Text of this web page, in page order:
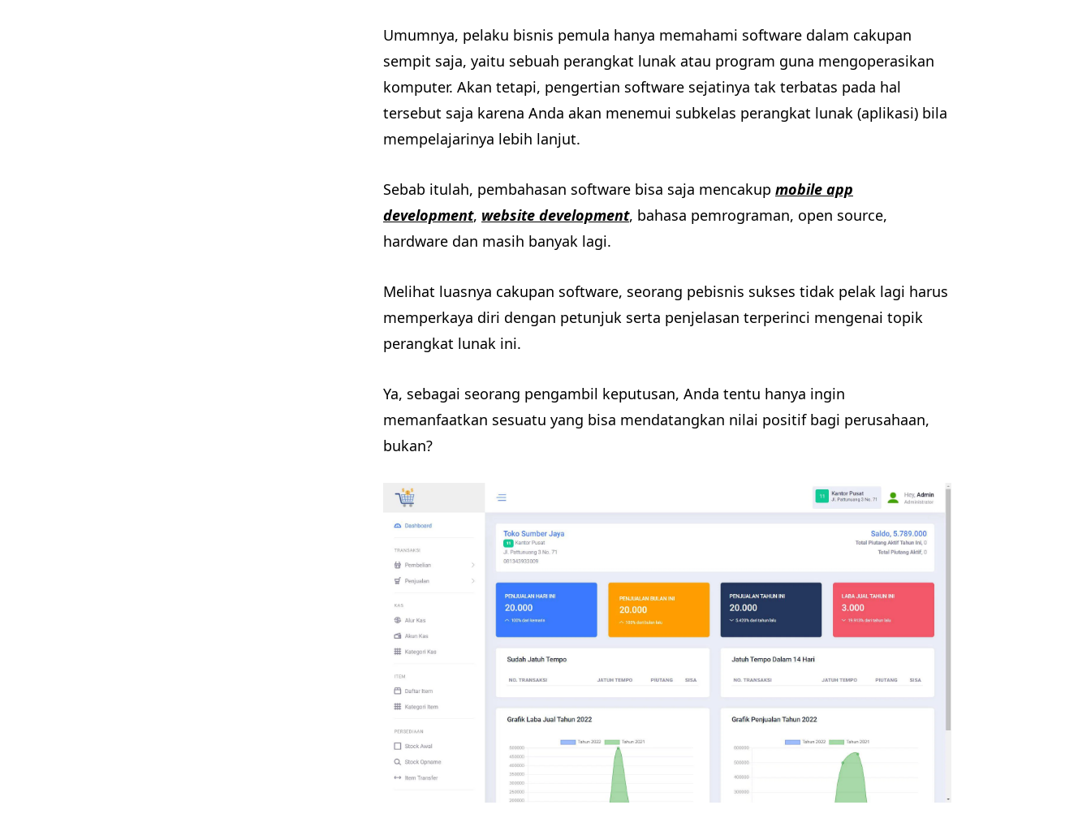
Umumnya, pelaku bisnis pemula hanya memahami software dalam cakupan
sempit saja, yaitu sebuah perangkat lunak atau program guna mengoperasikan
komputer. Akan tetapi, pengertian software sejatinya tak terbatas pada hal
tersebut saja karena Anda akan menemui subkelas perangkat lunak (aplikasi) bila
mempelajarinya lebih lanjut.
Sebab itulah, pembahasan software bisa saja mencakup mobile app
development, website development, bahasa pemrograman, open source,
hardware dan masih banyak lagi.
Melihat luasnya cakupan software, seorang pebisnis sukses tidak pelak lagi harus
memperkaya diri dengan petunjuk serta penjelasan terperinci mengenai topik
perangkat lunak ini.
Ya, sebagai seorang pengambil keputusan, Anda tentu hanya ingin
memanfaatkan sesuatu yang bisa mendatangkan nilai positif bagi perusahaan,
bukan?